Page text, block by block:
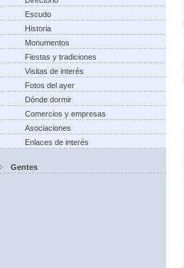
Escudo
Historia
Monumentos
Fiestas y tradiciones
Visitas de interés
Fotos del ayer
Dónde dormir
Comercios y empresas
Asociaciones
Enlaces de interés
Gentes